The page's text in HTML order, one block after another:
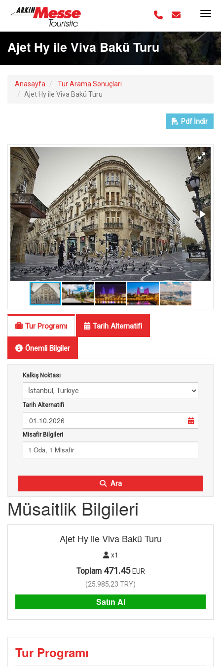
Ajet Hy ile Viva Bakü Turu
Anasayfa
Tur Arama Sonuçları
Ajet Hy ile Viva Bakü Turu
Pdf İndir
Tur Programı Tarih Alternatifi
Önemli Bilgiler
Kalkış Noktası
Tarih Alternatifi
01.10.2026
Misafir Bilgileri
1 Oda, 1 Misafir
Ara
Müsaitlik Bilgileri
Ajet Hy ile Viva Bakü Turu
x1
Toplam 471.45 EUR
(25.985,23 TRY)
Satın Al
Tur Programı